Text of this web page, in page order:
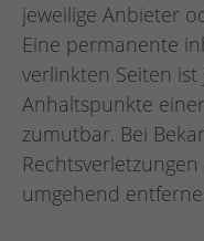
jeweilige Anbieter
Eine permanente
verlinkten Seiten
Anhaltspunkte
zumutbar. Bei
umgehend